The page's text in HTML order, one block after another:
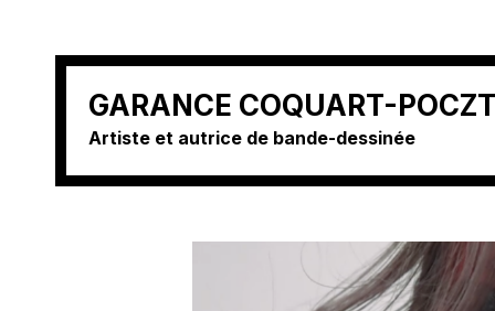
Aller
contenu
(Pressez
GARANCE COQUART-
Artiste et autrice de bande-dessinée